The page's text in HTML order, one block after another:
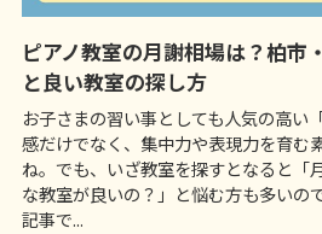
ピアノ教室の月謝相場は？柏市
と良い教室の探し方
お子さまの習い事としても人気の高い
感だけでなく、集中力や表現力を育む
ね。でも、いざ教室を探すとなると「
な教室が良いの？」と悩む方も多いの
記事で...